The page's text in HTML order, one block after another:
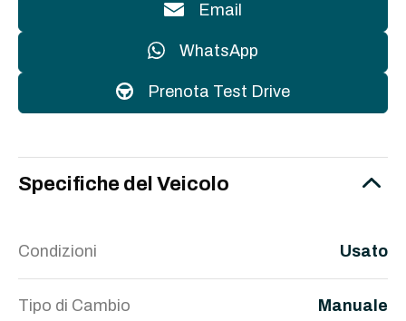
Email
WhatsApp
Prenota Test Drive
Specifiche del Veicolo
Condizioni Usato
Tipo di Cambio Manuale